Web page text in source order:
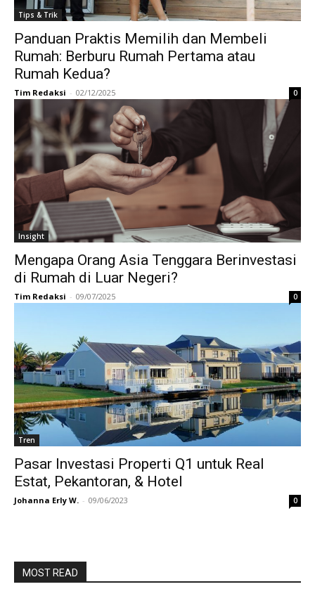
Tips & Trik
Panduan Praktis Memilih dan Membeli
Rumah: Berburu Rumah Pertama atau
Rumah Kedua?
Tim Redaksi - 02/12/2025 0
Insight
Mengapa Orang Asia Tenggara Berinvestasi
di Rumah di Luar Negeri?
Tim Redaksi - 09/07/2025 0
Tren
Pasar Investasi Properti Q1 untuk Real
Estat, Pekantoran, & Hotel
Johanna Erly W. - 09/06/2023 0
MOST READ